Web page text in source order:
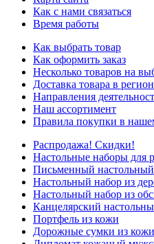
Как с нами связаться
Время работы
Как выбрать товар
Как оформить заказ
Несколько товаров на
Доставка товара в
Направления
Наш ассортимент
Правила покупки в
Распродажа! Скидки!
Настольные наборы для
Письменный
Настольный набор из
Настольный набор из
Канцелярский
Портфель из кожи
Дорожные сумки из кожи